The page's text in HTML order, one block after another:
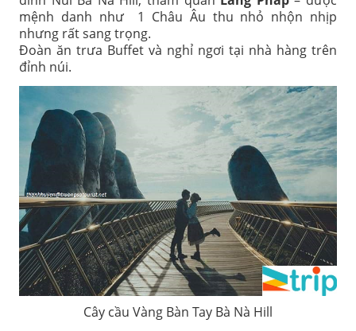
mệnh danh như 1 Châu Âu thu nhỏ nhộn nhịp
nhưng rất sang trọng.
Đoàn ăn trưa Buffet và nghỉ ngơi tại nhà hàng trên
đỉnh núi.
Cây cầu Vàng Bàn Tay Bà Nà Hill